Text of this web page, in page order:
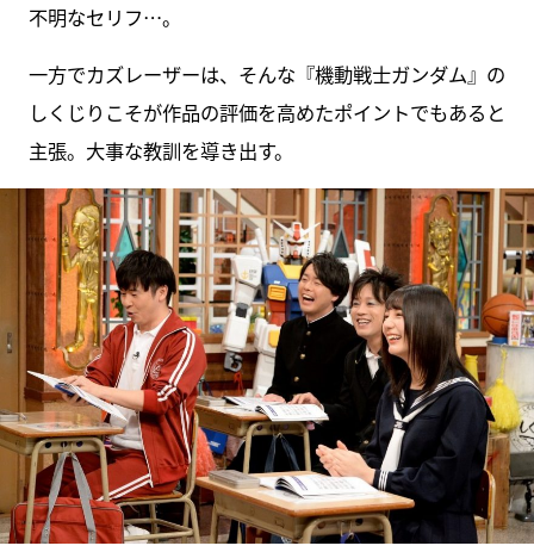
不明なセリフ…。
一方でカズレーザーは、そんな『機動戦士ガンダム』の
しくじりこそが作品の評価を高めたポイントでもあると
主張。大事な教訓を導き出す。